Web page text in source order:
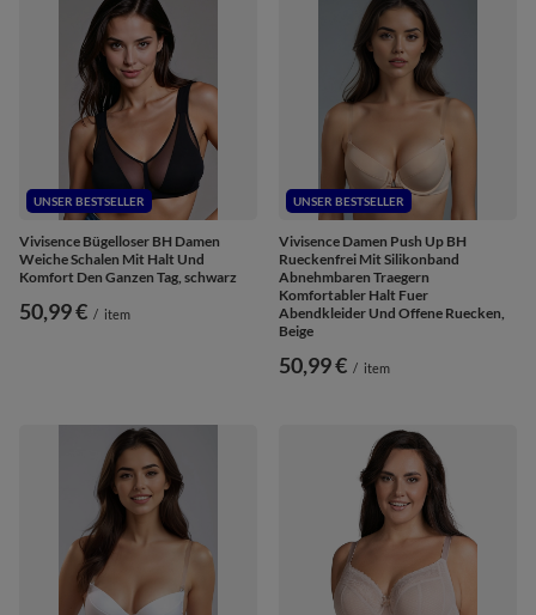
UNSER BESTSELLER
Vivisence Bügelloser BH Damen
Weiche Schalen Mit Halt Und
Komfort Den Ganzen Tag, schwarz
50,99 € / item
UNSER BESTSELLER
Vivisence Damen Push Up BH
Rueckenfrei Mit Silikonband
Abnehmbaren Traegern
Komfortabler Halt Fuer
Abendkleider Und Offene Ruecken,
Beige
50,99 € / item